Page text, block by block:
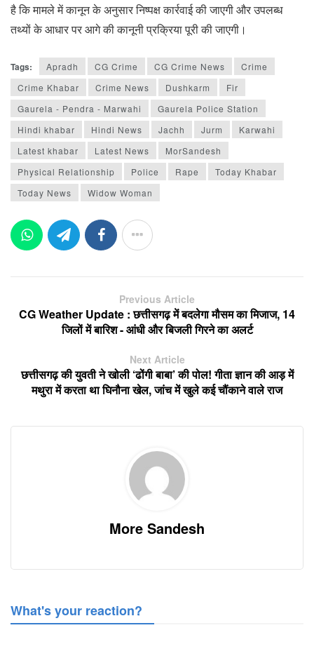
है कि मामले में कानून के अनुसार निष्पक्ष कार्रवाई की जाएगी और उपलब्ध
तथ्यों के आधार पर आगे की कानूनी प्रक्रिया पूरी की जाएगी।
Tags: Apradh CG Crime CG Crime News
Crime
Crime Khabar
Crime News Dushkarm
Fir
Gaurela - Pendra - Marwahi
Gaurela Police Station
Hindi khabar
Hindi News Jachh Jurm
Karwahi
Latest khabar
Latest News
MorSandesh
Physical Relationship
Police Rape
Today Khabar
Today News
Widow Woman
Previous Article
CG Weather Update : छत्तीसगढ़ में बदलेगा मौसम का मिजाज, 14
जिलों में बारिश - आंधी और बिजली गिरने का अलर्ट
Next Article
छत्तीसगढ़ की युवती ने खोली ‘ढोंगी बाबा’ की पोल! गीता ज्ञान की आड़ में
मथुरा में करता था घिनौना खेल, जांच में खुले कई चौंकाने वाले राज
More Sandesh
What's your reaction?